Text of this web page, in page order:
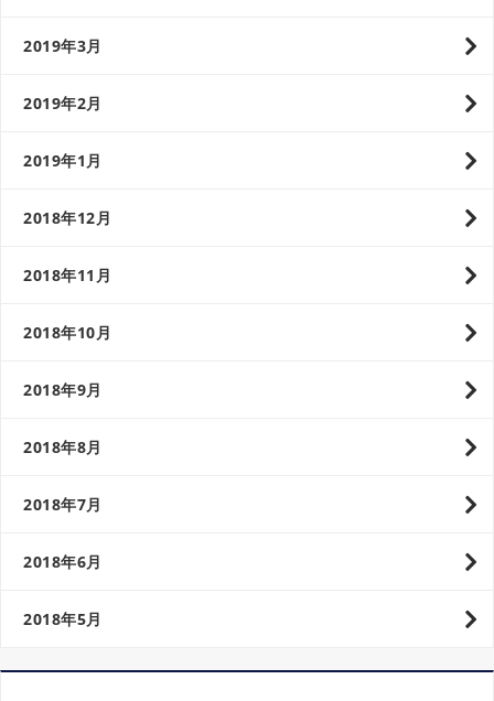
2019年3月
2019年2月
2019年1月
2018年12月
2018年11月
2018年10月
2018年9月
2018年8月
2018年7月
2018年6月
2018年5月